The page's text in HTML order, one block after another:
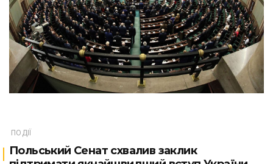
ПОДІЇ
Польський Сенат схвалив заклик